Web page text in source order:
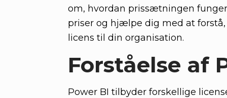
om, hvordan prissætningen
priser og hjælpe dig med at
licens til din organisation.
Forståelse af
Power BI tilbyder forskellige